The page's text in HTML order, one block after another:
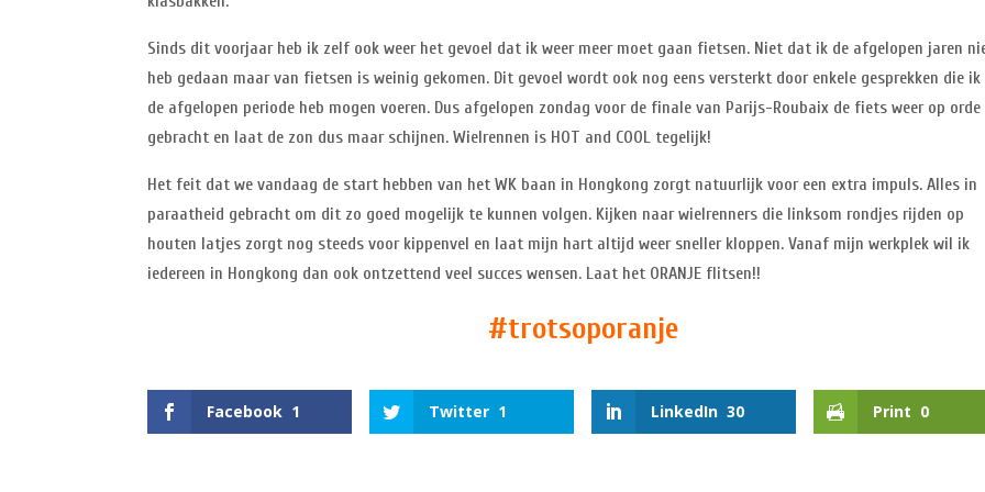
Sinds dit voorjaar heb ik zelf ook weer het gevoel dat ik weer meer moet gaan fietsen. Niet dat ik de afgelopen jaren
heb gedaan maar van fietsen is weinig gekomen. Dit gevoel wordt ook nog eens versterkt door enkele gesprekken die ik
de afgelopen periode heb mogen voeren. Dus afgelopen zondag voor de finale van Parijs-Roubaix de fiets weer op orde
gebracht en laat de zon dus maar schijnen. Wielrennen is HOT and COOL tegelijk!
Het feit dat we vandaag de start hebben van het WK baan in Hongkong zorgt natuurlijk voor een extra impuls. Alles in
paraatheid gebracht om dit zo goed mogelijk te kunnen volgen. Kijken naar wielrenners die linksom rondjes rijden op
houten latjes zorgt nog steeds voor kippenvel en laat mijn hart altijd weer sneller kloppen. Vanaf mijn werkplek wil ik
iedereen in Hongkong dan ook ontzettend veel succes wensen. Laat het ORANJE flitsen!!
#trotsoporanje
Facebook 1 Twitter 1 LinkedIn 30 Print 0